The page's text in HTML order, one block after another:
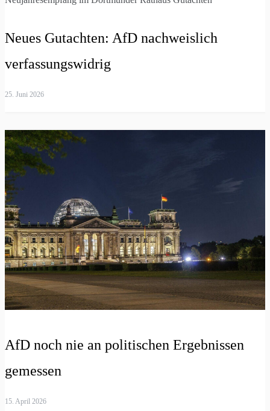
Neues Gutachten: AfD nachweislich
verfassungswidrig
25. Juni 2026
AfD noch nie an politischen Ergebnissen
gemessen
15. April 2026